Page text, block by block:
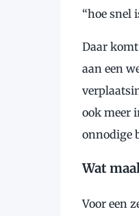
“hoe snel
Daar
aan een
ook meer
onnodige
Wat
Voor een